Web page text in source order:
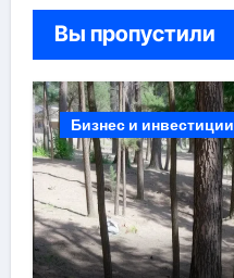
Вы пропустили
Бизнес и инвестиции